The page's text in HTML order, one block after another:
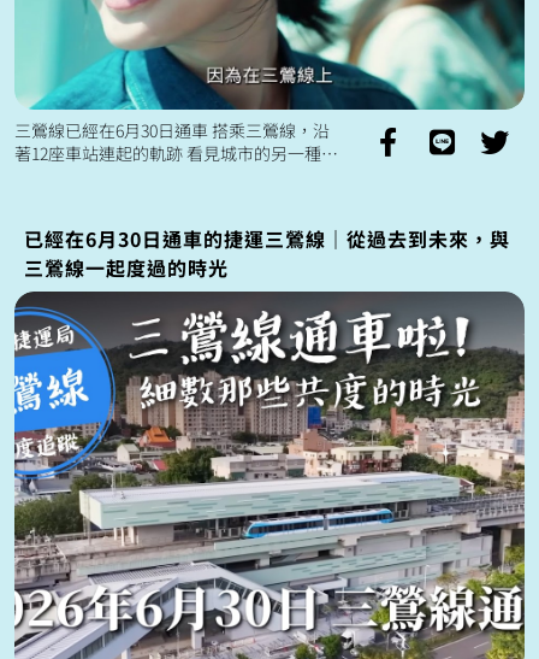
三鶯線已經在6月30日通車 搭乘三鶯線，沿
著12座車站連起的軌跡 看見城市的另一種風
已經在6月30日通車的捷運三鶯線｜從過去到未來，與
三鶯線一起度過的時光